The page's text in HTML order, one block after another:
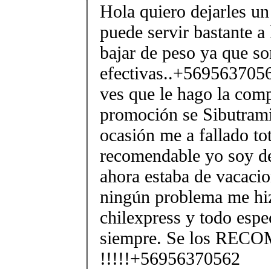
Hola quiero dejarles
puede servir bastante
bajar de peso ya que
ves que le hago la
promoción se
ocasión me a fallado
recomendable yo soy
ahora estaba de
ningún problema me
chilexpress y todo
siempre. Se los
!!!!!+56956370562